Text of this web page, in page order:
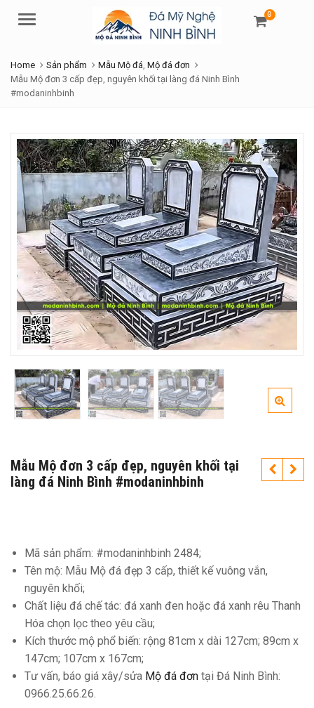
Menu
0
Home Sản phẩm Mẫu Mộ đá Mộ đá đơn
Mẫu Mộ đơn 3 cấp đẹp, nguyên khối tại làng đá Ninh Bình
#modaninhbinh
Mẫu Mộ đơn 3 cấp đẹp, nguyên khối tại
làng đá Ninh Bình #modaninhbinh
Mã sản phẩm: #modaninhbinh 2484;
Tên mộ: Mẫu Mộ đá đẹp 3 cấp, thiết kế vuông vắn,
nguyên khối;
Chất liệu đá chế tác: đá xanh đen hoặc đá xanh rêu Thanh
Hóa chọn lọc theo yêu cầu;
Kích thước mộ phổ biến: rộng 81cm x dài 127cm; 89cm x
147cm; 107cm x 167cm;
Tư vấn, báo giá xây/sửa Mộ đá đơn tại Đá Ninh Bình:
0966.25.66.26.